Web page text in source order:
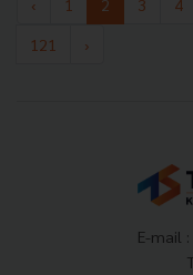
‹ 1 2 3 4
121
›
E-mail :